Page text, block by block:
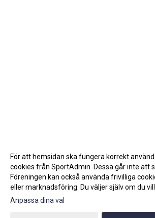
Gå till Webbversion
För att hemsidan ska fungera korrekt
cookies från SportAdmin. Dessa går inte att
Föreningen kan också använda frivilliga
eller marknadsföring. Du väljer själv om du
Anpassa dina val